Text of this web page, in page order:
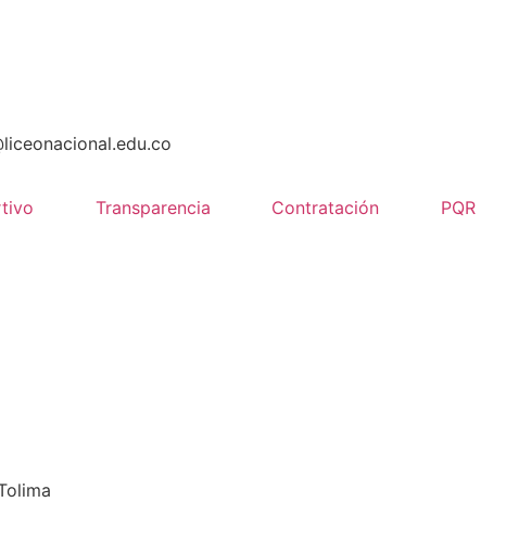
Transparencia Contratación PQR